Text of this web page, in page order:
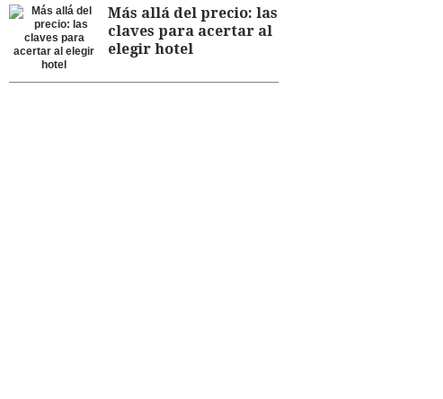
Más allá del precio: las
claves para acertar al
elegir hotel